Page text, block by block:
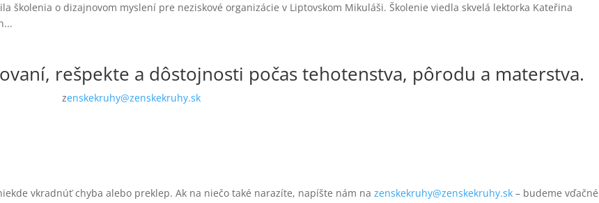
školenia o dizajnovom myslení pre neziskové organizácie v Liptovskom Mikuláši. Školenie viedla skvelá lektorka Kateřina
rešpekte a dôstojnosti počas tehotenstva, pôrodu a materstva.
zenskekruhy@zenskekruhy.sk
vkradnúť chyba alebo preklep. Ak na niečo také narazíte, napíšte nám na zenskekruhy@zenskekruhy.sk – budeme vďačné